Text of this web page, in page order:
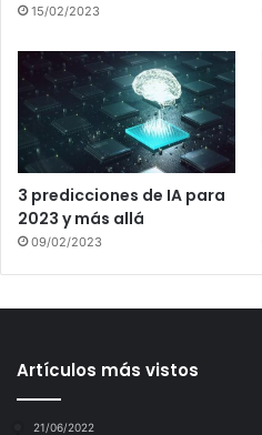
15/02/2023
3 predicciones de IA para
2023 y más allá
09/02/2023
Artículos más vistos
21/06/2022